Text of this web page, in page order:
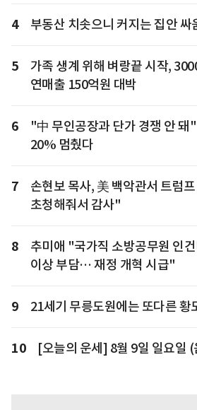
4 부동산 치솟으니 커지는 집안 싸
5
가족 생계 위해 벼랑끝 시작,
연매출 150억원 대박
6
"中 무인공장과 단가 경쟁 안
20% 멈췄다
7
손현보 목사, 美 백악관서 트럼
초청해줘서 감사"
8
추미애 "국가직 소방공무원 인
이상 부담… 재정 개혁 시급"
9 21세기 무릉도원에는 또다른 황
10 [오늘의 운세] 8월 9일 일요일